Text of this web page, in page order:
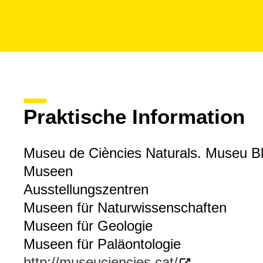
Praktische Information
Museu de Ciències Naturals. Museu
Museen
Ausstellungszentren
Museen für Naturwissenschaften
Museen für Geologie
Museen für Paläontologie